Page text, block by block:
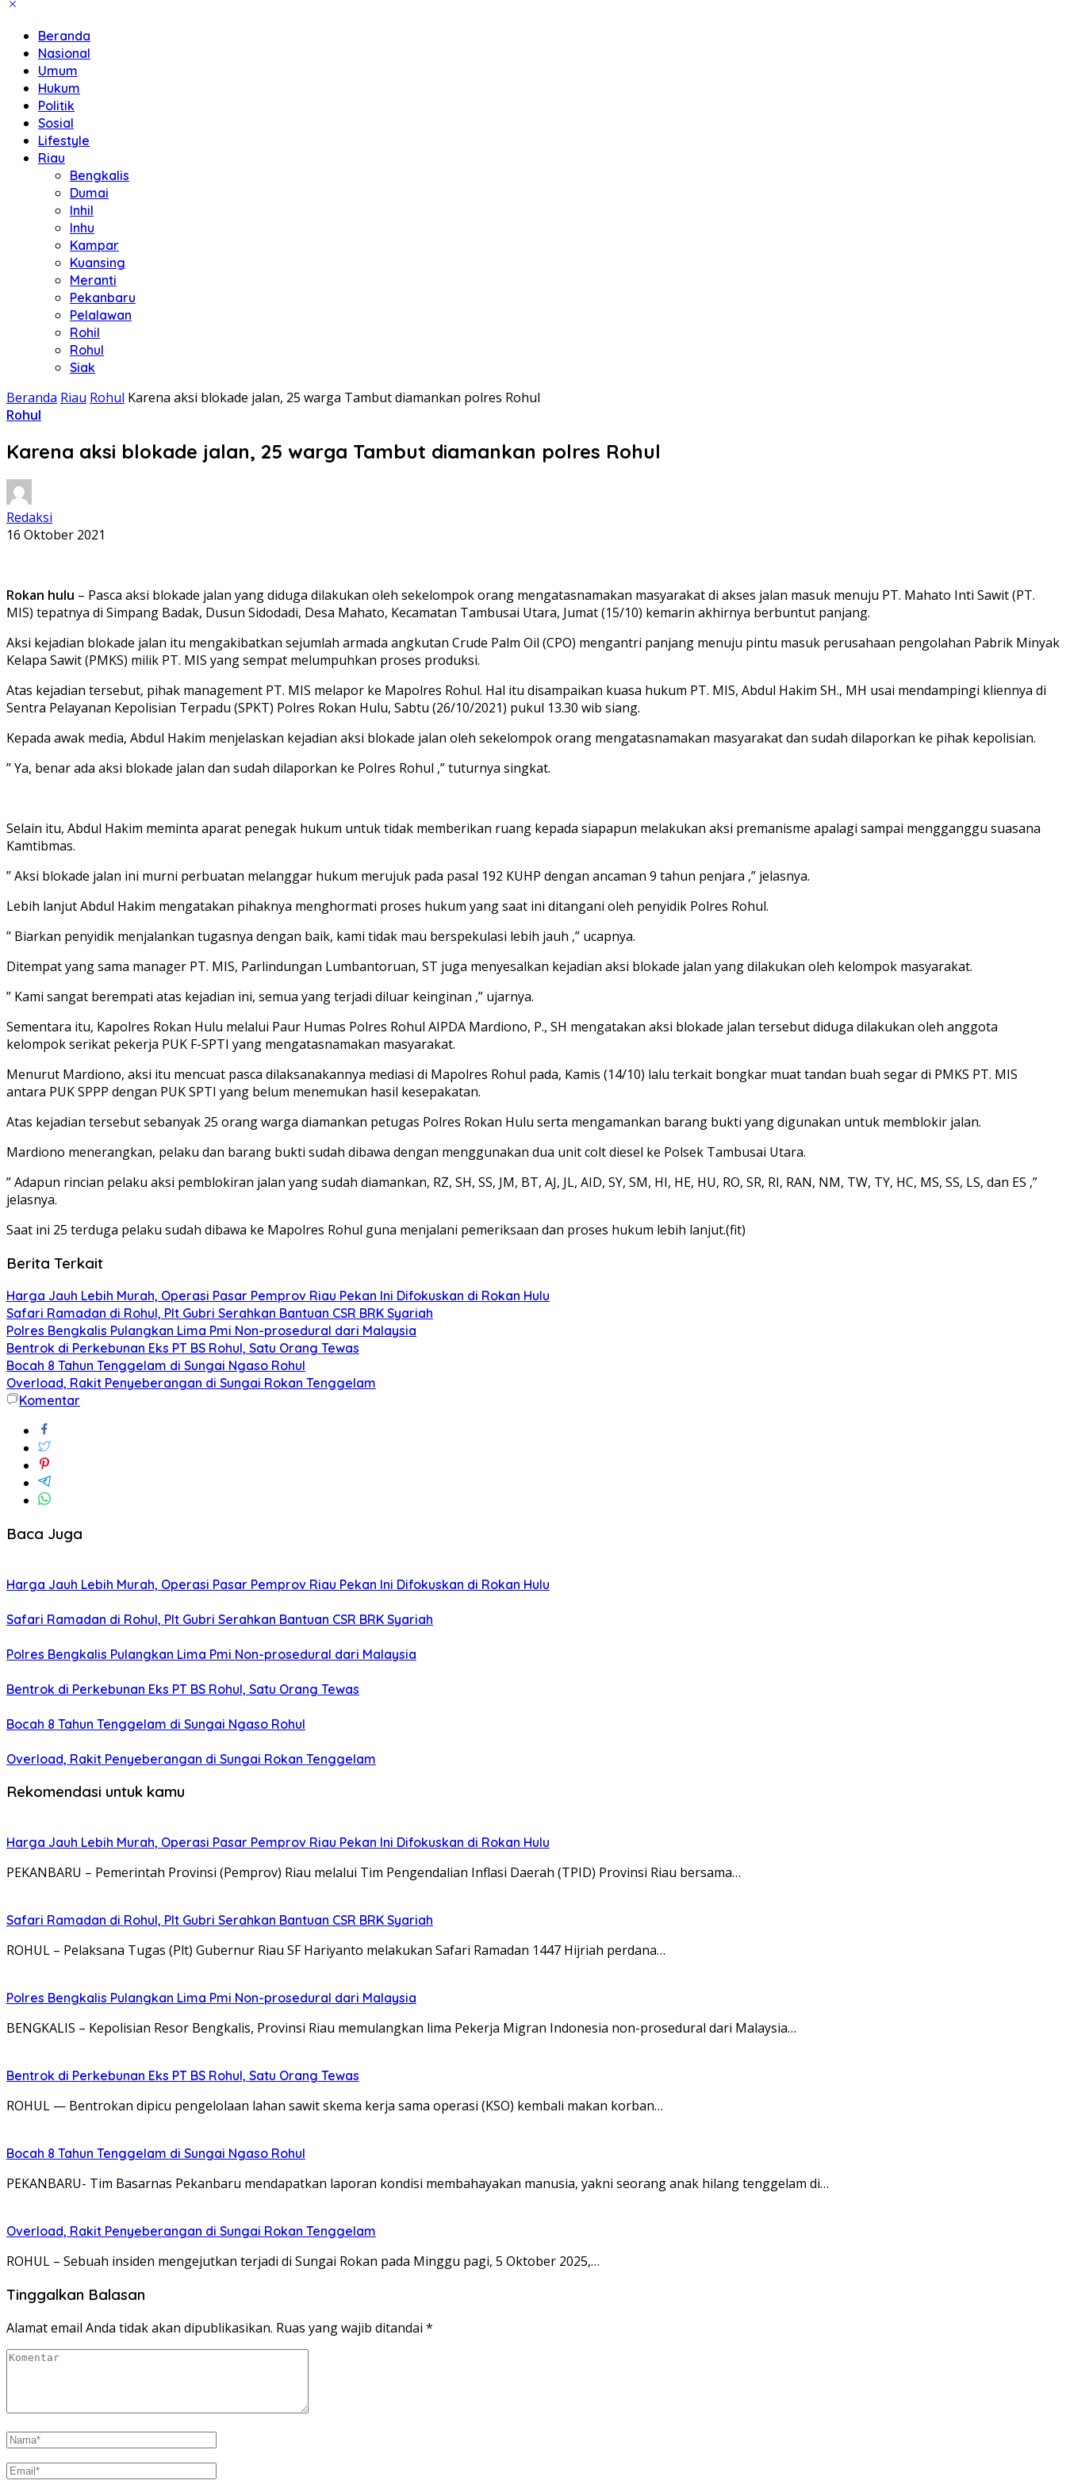
Beranda
Nasional
Umum
Hukum
Politik
Sosial
Lifestyle
Riau
Bengkalis
Dumai
Inhil
Inhu
Kampar
Kuansing
Meranti
Pekanbaru
Pelalawan
Rohil
Rohul
Siak
Beranda Riau Rohul Karena aksi blokade jalan, 25 warga Tambut diamankan polres Rohul
Rohul
Karena aksi blokade jalan, 25 warga Tambut diamankan polres Rohul
Redaksi
16 Oktober 2021
Rokan hulu – Pasca aksi blokade jalan yang diduga dilakukan oleh sekelompok orang mengatasnamakan masyarakat di akses jalan masuk menuju PT. Mahato Inti Sawit (PT.
MIS) tepatnya di Simpang Badak, Dusun Sidodadi, Desa Mahato, Kecamatan Tambusai Utara, Jumat (15/10) kemarin akhirnya berbuntut panjang.
Aksi kejadian blokade jalan itu mengakibatkan sejumlah armada angkutan Crude Palm Oil (CPO) mengantri panjang menuju pintu masuk perusahaan pengolahan Pabrik Minyak
Kelapa Sawit (PMKS) milik PT. MIS yang sempat melumpuhkan proses produksi.
Atas kejadian tersebut, pihak management PT. MIS melapor ke Mapolres Rohul. Hal itu disampaikan kuasa hukum PT. MIS, Abdul Hakim SH., MH usai mendampingi kliennya di
Sentra Pelayanan Kepolisian Terpadu (SPKT) Polres Rokan Hulu, Sabtu (26/10/2021) pukul 13.30 wib siang.
Kepada awak media, Abdul Hakim menjelaskan kejadian aksi blokade jalan oleh sekelompok orang mengatasnamakan masyarakat dan sudah dilaporkan ke pihak kepolisian.
” Ya, benar ada aksi blokade jalan dan sudah dilaporkan ke Polres Rohul ,” tuturnya singkat.
Selain itu, Abdul Hakim meminta aparat penegak hukum untuk tidak memberikan ruang kepada siapapun melakukan aksi premanisme apalagi sampai mengganggu suasana
Kamtibmas.
” Aksi blokade jalan ini murni perbuatan melanggar hukum merujuk pada pasal 192 KUHP dengan ancaman 9 tahun penjara ,” jelasnya.
Lebih lanjut Abdul Hakim mengatakan pihaknya menghormati proses hukum yang saat ini ditangani oleh penyidik Polres Rohul.
” Biarkan penyidik menjalankan tugasnya dengan baik, kami tidak mau berspekulasi lebih jauh ,” ucapnya.
Ditempat yang sama manager PT. MIS, Parlindungan Lumbantoruan, ST juga menyesalkan kejadian aksi blokade jalan yang dilakukan oleh kelompok masyarakat.
” Kami sangat berempati atas kejadian ini, semua yang terjadi diluar keinginan ,” ujarnya.
Sementara itu, Kapolres Rokan Hulu melalui Paur Humas Polres Rohul AIPDA Mardiono, P., SH mengatakan aksi blokade jalan tersebut diduga dilakukan oleh anggota
kelompok serikat pekerja PUK F-SPTI yang mengatasnamakan masyarakat.
Menurut Mardiono, aksi itu mencuat pasca dilaksanakannya mediasi di Mapolres Rohul pada, Kamis (14/10) lalu terkait bongkar muat tandan buah segar di PMKS PT. MIS
antara PUK SPPP dengan PUK SPTI yang belum menemukan hasil kesepakatan.
Atas kejadian tersebut sebanyak 25 orang warga diamankan petugas Polres Rokan Hulu serta mengamankan barang bukti yang digunakan untuk memblokir jalan.
Mardiono menerangkan, pelaku dan barang bukti sudah dibawa dengan menggunakan dua unit colt diesel ke Polsek Tambusai Utara.
” Adapun rincian pelaku aksi pemblokiran jalan yang sudah diamankan, RZ, SH, SS, JM, BT, AJ, JL, AID, SY, SM, HI, HE, HU, RO, SR, RI, RAN, NM, TW, TY, HC, MS, SS, LS, dan ES ,”
jelasnya.
Saat ini 25 terduga pelaku sudah dibawa ke Mapolres Rohul guna menjalani pemeriksaan dan proses hukum lebih lanjut.(fit)
Berita Terkait
Harga Jauh Lebih Murah, Operasi Pasar Pemprov Riau Pekan Ini Difokuskan di Rokan Hulu
Safari Ramadan di Rohul, Plt Gubri Serahkan Bantuan CSR BRK Syariah
Polres Bengkalis Pulangkan Lima Pmi Non-prosedural dari Malaysia
Bentrok di Perkebunan Eks PT BS Rohul, Satu Orang Tewas
Bocah 8 Tahun Tenggelam di Sungai Ngaso Rohul
Overload, Rakit Penyeberangan di Sungai Rokan Tenggelam
Komentar
Baca Juga
Harga Jauh Lebih Murah, Operasi Pasar Pemprov Riau Pekan Ini Difokuskan di Rokan Hulu
Safari Ramadan di Rohul, Plt Gubri Serahkan Bantuan CSR BRK Syariah
Polres Bengkalis Pulangkan Lima Pmi Non-prosedural dari Malaysia
Bentrok di Perkebunan Eks PT BS Rohul, Satu Orang Tewas
Bocah 8 Tahun Tenggelam di Sungai Ngaso Rohul
Overload, Rakit Penyeberangan di Sungai Rokan Tenggelam
Rekomendasi untuk kamu
Harga Jauh Lebih Murah, Operasi Pasar Pemprov Riau Pekan Ini Difokuskan di Rokan Hulu
PEKANBARU – Pemerintah Provinsi (Pemprov) Riau melalui Tim Pengendalian Inflasi Daerah (TPID) Provinsi Riau bersama…
Safari Ramadan di Rohul, Plt Gubri Serahkan Bantuan CSR BRK Syariah
ROHUL – Pelaksana Tugas (Plt) Gubernur Riau SF Hariyanto melakukan Safari Ramadan 1447 Hijriah perdana…
Polres Bengkalis Pulangkan Lima Pmi Non-prosedural dari Malaysia
BENGKALIS – Kepolisian Resor Bengkalis, Provinsi Riau memulangkan lima Pekerja Migran Indonesia non-prosedural dari Malaysia…
Bentrok di Perkebunan Eks PT BS Rohul, Satu Orang Tewas
ROHUL — Bentrokan dipicu pengelolaan lahan sawit skema kerja sama operasi (KSO) kembali makan korban…
Bocah 8 Tahun Tenggelam di Sungai Ngaso Rohul
PEKANBARU- Tim Basarnas Pekanbaru mendapatkan laporan kondisi membahayakan manusia, yakni seorang anak hilang tenggelam di…
Overload, Rakit Penyeberangan di Sungai Rokan Tenggelam
ROHUL – Sebuah insiden mengejutkan terjadi di Sungai Rokan pada Minggu pagi, 5 Oktober 2025,…
Tinggalkan Balasan
Alamat email Anda tidak akan dipublikasikan. Ruas yang wajib ditandai *